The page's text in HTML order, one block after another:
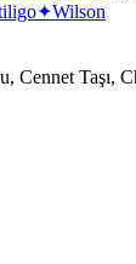
✦Wilson
Cennet Taşı,